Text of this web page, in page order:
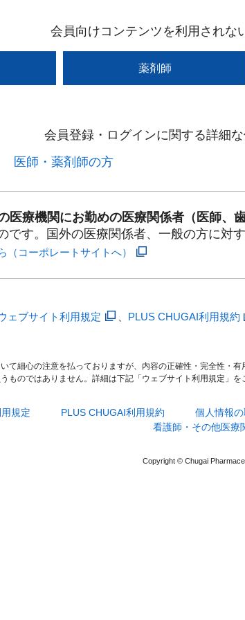
会員向けコンテンツを利用されな
薬剤師
会員登録・ログインに関する詳細
医師・薬剤師の方​
医療機関にお勤めの医療関係者（医師、
です。国外の医療関係者、一般の方に対
コーポレートサイトへ）
ェブサイト利用規定 PLUS CHUGAI利用規約
て細心の注意を払っておりますが、内容の正確性・完全性・
ものではありません。詳細は下記「ウェブサイト利用規定」を
規定 PLUS CHUGAI利用規約 個人情報
看護師・その他医療
Copyright © Chugai